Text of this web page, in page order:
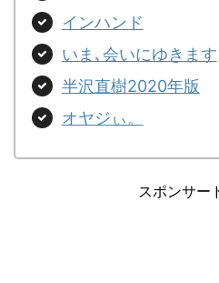
インハンド
いま､会いにゆきます
半沢直樹2020年版
オヤジぃ。
スポンサー